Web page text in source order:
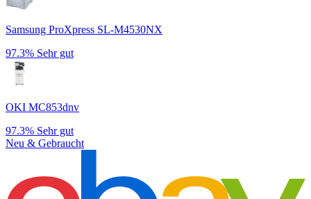
Samsung ProXpress SL-M4530NX
97.3% Sehr gut
OKI MC853dnv
97.3% Sehr gut
Neu & Gebraucht